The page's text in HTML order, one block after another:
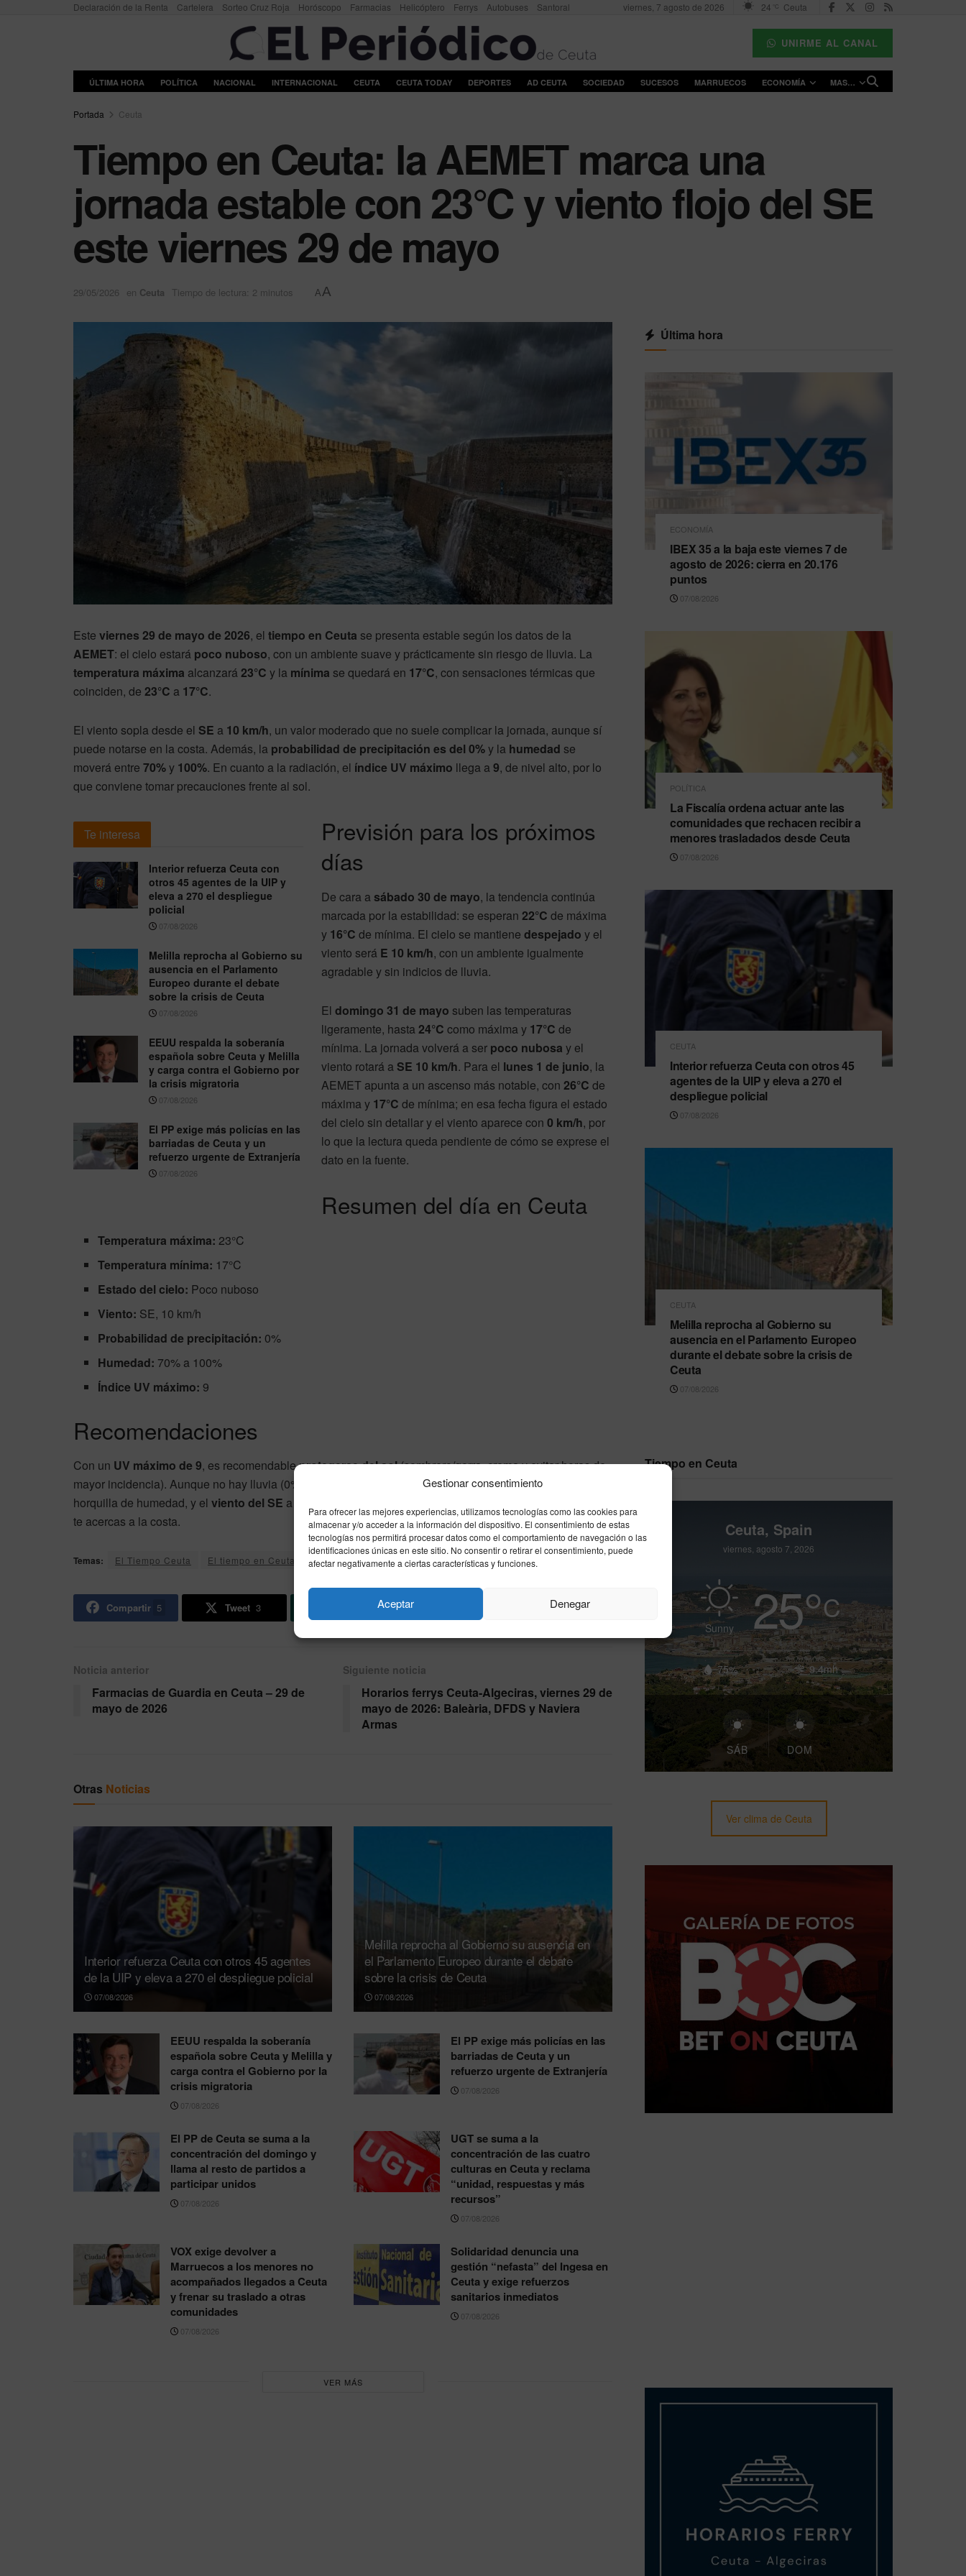
Gestionar consentimiento
Para ofrecer las mejores experiencias, utilizamos tecnologías como las cookies para
almacenar y/o acceder a la información del dispositivo. El consentimiento de estas
tecnologías nos permitirá procesar datos como el comportamiento de navegación o las
identificaciones únicas en este sitio. No consentir o retirar el consentimiento, puede
afectar negativamente a ciertas características y funciones.
Aceptar Denegar
Declaración de la Renta Cartelera Sorteo Cruz Roja Horóscopo Farmacias Helicóptero Ferrys Autobuses Santoral viernes, 7 agosto de 2026 24 °C Ceuta
UNIRME AL CANAL
ÚLTIMA HORA POLÍTICA NACIONAL INTERNACIONAL CEUTA CEUTA TODAY DEPORTES AD CEUTA SOCIEDAD SUCESOS MARRUECOS ECONOMÍA MAS…
Portada Ceuta
Tiempo en Ceuta: la AEMET marca una
jornada estable con 23°C y viento flojo del SE
este viernes 29 de mayo
29/05/2026 en Ceuta Tiempo de lectura: 2 minutos AA
Este viernes 29 de mayo de 2026, el tiempo en Ceuta se presenta estable según los datos de la
AEMET: el cielo estará poco nuboso, con un ambiente suave y prácticamente sin riesgo de lluvia. La
temperatura máxima alcanzará23°C y la mínima se quedará en 17°C, con sensaciones térmicas que
coinciden, de 23°C a 17°C.
El viento sopla desde el SE a 10 km/h, un valor moderado que no suele complicar la jornada, aunque sí
puede notarse en la costa. Además, la probabilidad de precipitación es del 0%y la humedad se
moverá entre 70%y 100%. En cuanto a la radiación, el índice UV máximo llega a9, de nivel alto, por lo
que conviene tomar precauciones frente al sol.
Te interesa
Interior refuerza Ceuta con
otros 45 agentes de la UIP y
eleva a 270 el despliegue
policial
07/08/2026
Melilla reprocha al Gobierno su
ausencia en el Parlamento
Europeo durante el debate
sobre la crisis de Ceuta
07/08/2026
EEUU respalda la soberanía
española sobre Ceuta y Melilla
y carga contra el Gobierno por
la crisis migratoria
07/08/2026
El PP exige más policías en las
barriadas de Ceuta y un
refuerzo urgente de Extranjería
07/08/2026
Previsión para los próximos
días
De cara asábado 30 de mayo, la tendencia continúa
marcada por la estabilidad: se esperan 22°C de máxima
y 16°C de mínima. El cielo se mantiene despejado y el
viento será E 10 km/h, con un ambiente igualmente
agradable y sin indicios de lluvia.
El domingo 31 de mayo suben las temperaturas
ligeramente, hasta24°C como máxima y 17°C de
mínima. La jornada volverá a ser poco nubosa y el
viento rotará a SE 10 km/h. Para el lunes 1 de junio, la
AEMET apunta a un ascenso más notable, con 26°C de
máxima y 17°C de mínima; en esa fecha figura el estado
del cielo sin detallar y el viento aparece con 0 km/h, por
lo que la lectura queda pendiente de cómo se exprese el
dato en la fuente.
Resumen del día en Ceuta
Temperatura máxima: 23°C
Temperatura mínima: 17°C
Estado del cielo: Poco nuboso
Viento: SE, 10 km/h
Probabilidad de precipitación: 0%
Humedad: 70% a 100%
Índice UV máximo: 9
Recomendaciones
Con un UV máximo de 9, es recomendableprotegerse del sol(sombrero/gorra, crema y evitar horas de
mayor incidencia). Aunque no hay lluvia (0%), la mañana puede sentirse algo más húmeda por la
horquilla de humedad, y el viento del SE a 10 km/h aconseja llevar una prenda ligera si sales temprano o
te acercas a la costa.
Temas: El Tiempo Ceuta El tiempo en Ceuta
Compartir 5 Tweet 3 Compartir
Noticia anterior
Farmacias de Guardia en Ceuta – 29 de
mayo de 2026
Siguiente noticia
Horarios ferrys Ceuta-Algeciras, viernes 29 de
mayo de 2026: Baleària, DFDS y Naviera
Armas
Otras Noticias
Interior refuerza Ceuta con otros 45 agentes
de la UIP y eleva a 270 el despliegue policial
07/08/2026
Melilla reprocha al Gobierno su ausencia en
el Parlamento Europeo durante el debate
sobre la crisis de Ceuta
07/08/2026
EEUU respalda la soberanía
española sobre Ceuta y Melilla y
carga contra el Gobierno por la
crisis migratoria
07/08/2026
El PP exige más policías en las
barriadas de Ceuta y un
refuerzo urgente de Extranjería
07/08/2026
El PP de Ceuta se suma a la
concentración del domingo y
llama al resto de partidos a
participar unidos
07/08/2026
UGT se suma a la
concentración de las cuatro
culturas en Ceuta y reclama
“unidad, respuestas y más
recursos”
07/08/2026
VOX exige devolver a
Marruecos a los menores no
acompañados llegados a Ceuta
y frenar su traslado a otras
comunidades
07/08/2026
Solidaridad denuncia una
gestión “nefasta” del Ingesa en
Ceuta y exige refuerzos
sanitarios inmediatos
07/08/2026
VER MÁS
Última hora
ECONOMÍA
IBEX 35 a la baja este viernes 7 de
agosto de 2026: cierra en 20.176
puntos
07/08/2026
POLÍTICA
La Fiscalía ordena actuar ante las
comunidades que rechacen recibir a
menores trasladados desde Ceuta
07/08/2026
CEUTA
Interior refuerza Ceuta con otros 45
agentes de la UIP y eleva a 270 el
despliegue policial
07/08/2026
CEUTA
Melilla reprocha al Gobierno su
ausencia en el Parlamento Europeo
durante el debate sobre la crisis de
Ceuta
07/08/2026
Tiempo en Ceuta
Ceuta, Spain
viernes, agosto 7, 2026
Sunny 25°C
75% 9.4mh
SÁB DOM
Ver clima de Ceuta